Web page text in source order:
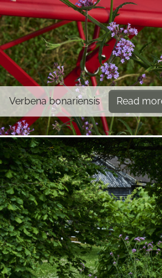
Verbena bonariensis Read